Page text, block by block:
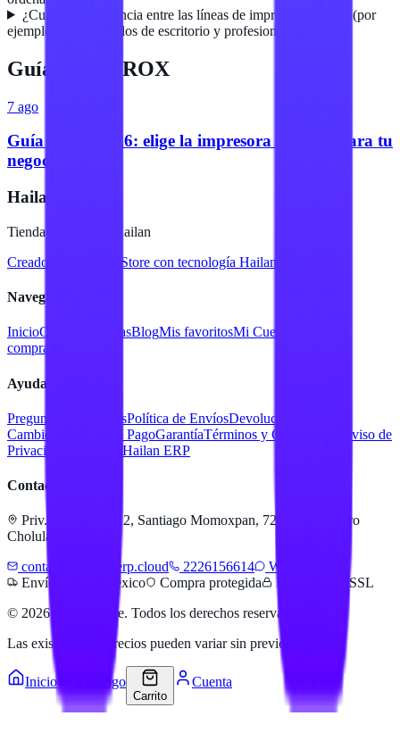
¿Cuál es la diferencia entre las líneas de impresoras Xerox (por
ejemplo, entre modelos de escritorio y profesionales)?
Guías de XEROX
7 ago
Guía Xerox 2026: elige la impresora perfecta para tu
negocio
Hailan Store
Tienda en línea de Hailan
Creado para
Hailan Store con tecnología Hailan ERP
Navegación
InicioCatálogo MarcasBlogMis favoritosMi Cuenta
compra
Ayuda
Preguntas FrecuentesPolítica de EnvíosDevoluciones y
Cambios
Métodos de PagoGarantíaTérminos y Condiciones
Aviso de
Privacidad
Servicios Hailan ERP
Contacto
Priv. Alejandra 512, Santiago Momoxpan, 72775 San Pedro
Cholula, Pue.
contacto@hailanerp.cloud
2226156614
WhatsApp
Envíos a todo México
Compra protegida
Pago seguro SSL
© 2026 Hailan Store. Todos los derechos reservados.
Las existencias y precios pueden variar sin previo aviso.
Inicio Catálogo
Carrito
Cuenta